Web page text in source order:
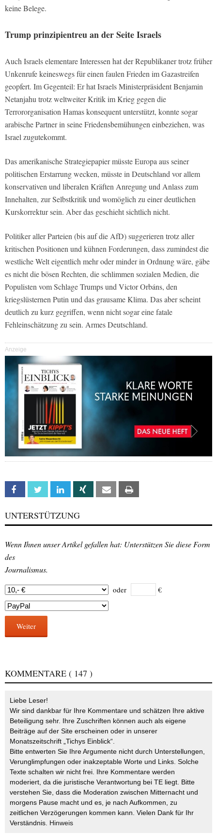
keine Belege.
Trump prinzipientreu an der Seite Israels
Auch Israels elementare Interessen hat der Republikaner trotz früher
Unkenrufe keineswegs für einen faulen Frieden im Gazastreifen
geopfert. Im Gegenteil: Er hat Israels Ministerpräsident Benjamin
Netanjahu trotz weltweiter Kritik im Krieg gegen die
Terrororganisation Hamas konsequent unterstützt, konnte sogar
arabische Partner in seine Friedensbemühungen einbeziehen, was
Israel zugutekommt.
Das amerikanische Strategiepapier müsste Europa aus seiner
politischen Erstarrung wecken, müsste in Deutschland vor allem
konservativen und liberalen Kräften Anregung und Anlass zum
Innehalten, zur Selbstkritik und womöglich zu einer deutlichen
Kurskorrektur sein. Aber das geschieht sichtlich nicht.
Politiker aller Parteien (bis auf die AfD) suggerieren trotz aller
kritischen Positionen und kühnen Forderungen, dass zumindest die
westliche Welt eigentlich mehr oder minder in Ordnung wäre, gäbe
es nicht die bösen Rechten, die schlimmen sozialen Medien, die
Populisten vom Schlage Trumps und Victor Orbáns, den
kriegslüsternen Putin und das grausame Klima. Das aber scheint
deutlich zu kurz gegriffen, wenn nicht sogar eine fatale
Fehleinschätzung zu sein. Armes Deutschland.
Anzeige
Facebook Twitter Linkedin Xing Email
UNTERSTÜTZUNG
Wenn Ihnen unser Artikel gefallen hat: Unterstützen Sie diese Form
des
Journalismus.
oder €
Weiter
KOMMENTARE ( 147 )
Liebe Leser!
Wir sind dankbar für Ihre Kommentare und schätzen Ihre aktive
Beteiligung sehr. Ihre Zuschriften können auch als eigene
Beiträge auf der Site erscheinen oder in unserer
Monatszeitschrift „Tichys Einblick“.
Bitte entwerten Sie Ihre Argumente nicht durch Unterstellungen,
Verunglimpfungen oder inakzeptable Worte und Links. Solche
Texte schalten wir nicht frei. Ihre Kommentare werden
moderiert, da die juristische Verantwortung bei TE liegt. Bitte
verstehen Sie, dass die Moderation zwischen Mitternacht und
morgens Pause macht und es, je nach Aufkommen, zu
zeitlichen Verzögerungen kommen kann. Vielen Dank für Ihr
Verständnis. Hinweis